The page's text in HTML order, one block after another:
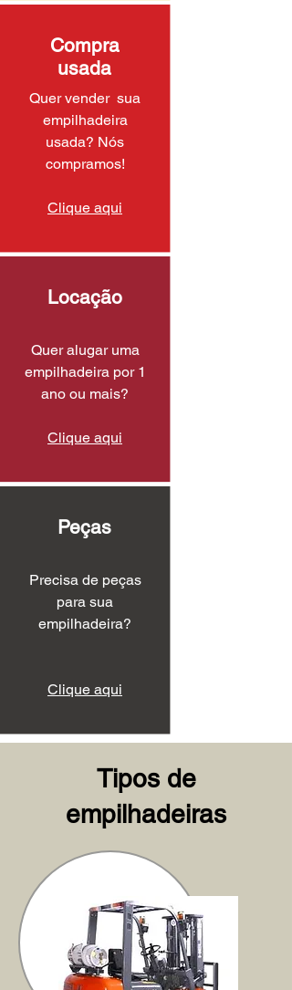
Compra
usada
Quer vender sua
empilhadeira
usada? Nós
compramos!
Clique aqui
Locação
Quer alugar uma
empilhadeira por 1
ano ou mais?
Clique aqui
Peças
Precisa de peças
para sua
empilhadeira?
Clique aqui
Tipos de
empilhadeiras